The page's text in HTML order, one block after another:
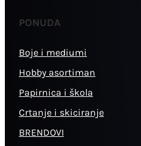
PONUDA
Boje i mediumi
Hobby asortiman
Papirnica i škola
Crtanje i skiciranje
BRENDOVI